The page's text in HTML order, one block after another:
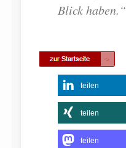
Blick haben.“
teilen
teilen
teilen